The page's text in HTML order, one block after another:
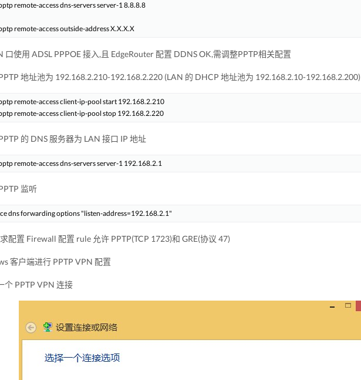
remote-access dns-servers server-1 8.8.8.8
口使用 ADSL PPPOE 接入,且 EdgeRouter 配置 DDNS OK,需调整PPTP相关配置
地址池为 192.168.2.210-192.168.2.220 (LAN 的 DHCP 地址池为 192.168.2.10-192.168.2.200)
remote-access client-ip-pool start 192.168.2.210
的 DNS 服务器为 LAN 接口 IP 地址
监听
配置 Firewall 配置 rule 允许 PPTP(TCP 1723)和 GRE(协议 47)
客户端进行 PPTP VPN 配置
个 PPTP VPN 连接